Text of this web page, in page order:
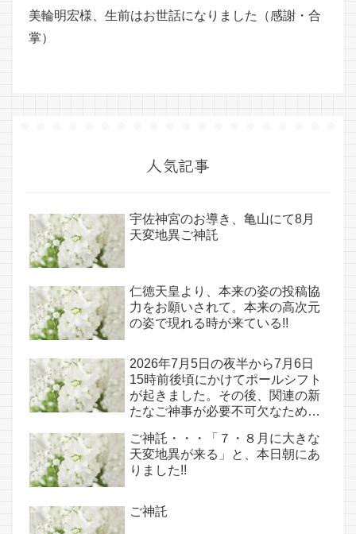
美輪明宏様、生前はお世話になりました（感謝・合
掌）
人気記事
宇佐神宮のお導き、亀山にて8月
天変地異ご神託
仁徳天皇より、本来の姿の投稿協
力をお願いされて。本来の高次元
の姿で現れる時が来ている!!
2026年7月5日の夜半から7月6日
15時前後頃にかけてポールシフト
が起きました。その後、関連の新
たなご神事が必要不可欠なため、
点であり古代太陽信仰の中心点で
もある伊弉諾宮、他3ヵ所へのご
神託あり！！
ご神託・・・「７・８月に大きな
天変地異が来る」と、本日朝にあ
りました!!
ご神託